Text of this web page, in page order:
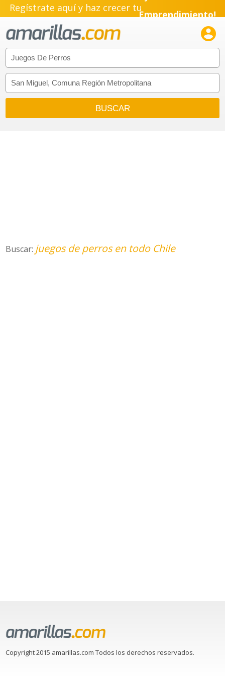
Regístrate aquí y haz crecer tuEmprendimiento!

Buscar: juegos de perros en todo Chile
Copyright 2015 amarillas.com Todos los derechos reservados.